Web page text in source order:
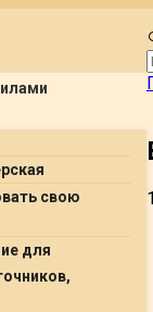
свою
для